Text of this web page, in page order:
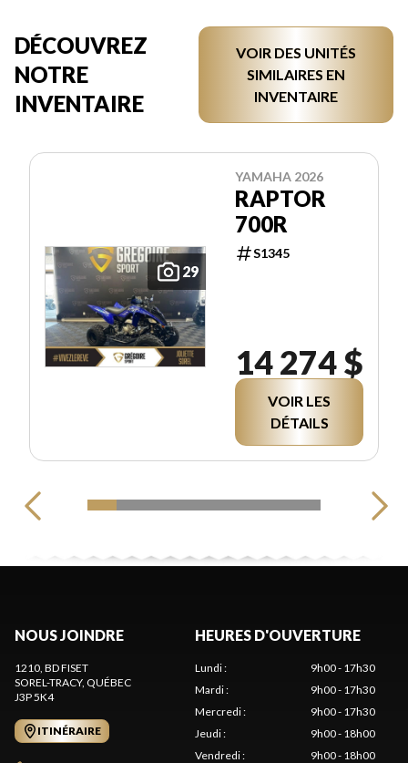
DÉCOUVREZ
NOTRE
INVENTAIRE
VOIR DES UNITÉS
SIMILAIRES EN
INVENTAIRE
29
YAMAHA 2026
RAPTOR
700R
S1345
14 274 $
VOIR LES
DÉTAILS
NOUS JOINDRE
1210, BD FISET
SOREL-TRACY, QUÉBEC
J3P 5K4
ITINÉRAIRE
HEURES D'OUVERTURE
Lundi:
9h00 - 17h30
Mardi:
9h00 - 17h30
Mercredi:
9h00 - 17h30
Jeudi:
9h00 - 18h00
Vendredi: 9h00 - 18h00